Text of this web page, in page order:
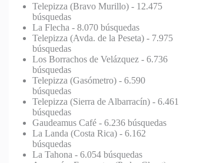
Telepizza (Bravo Murillo) - 12.475
búsquedas
La Flecha - 8.070 búsquedas
Telepizza (Avda. de la Peseta) - 7.975
búsquedas
Los Borrachos de Velázquez - 6.736
búsquedas
Telepizza (Gasómetro) - 6.590
búsquedas
Telepizza (Sierra de Albarracín) - 6.461
búsquedas
Gaudeamus Café - 6.236 búsquedas
La Landa (Costa Rica) - 6.162
búsquedas
La Tahona - 6.054 búsquedas